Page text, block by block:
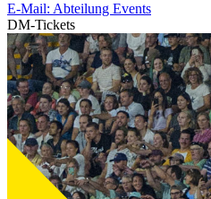
E-Mail: Abteilung Events
DM-Tickets